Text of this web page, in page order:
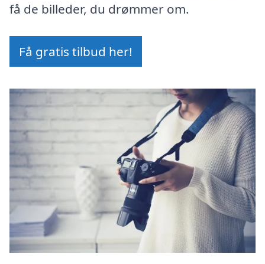
få de billeder, du drømmer om.
Få gratis tilbud her!